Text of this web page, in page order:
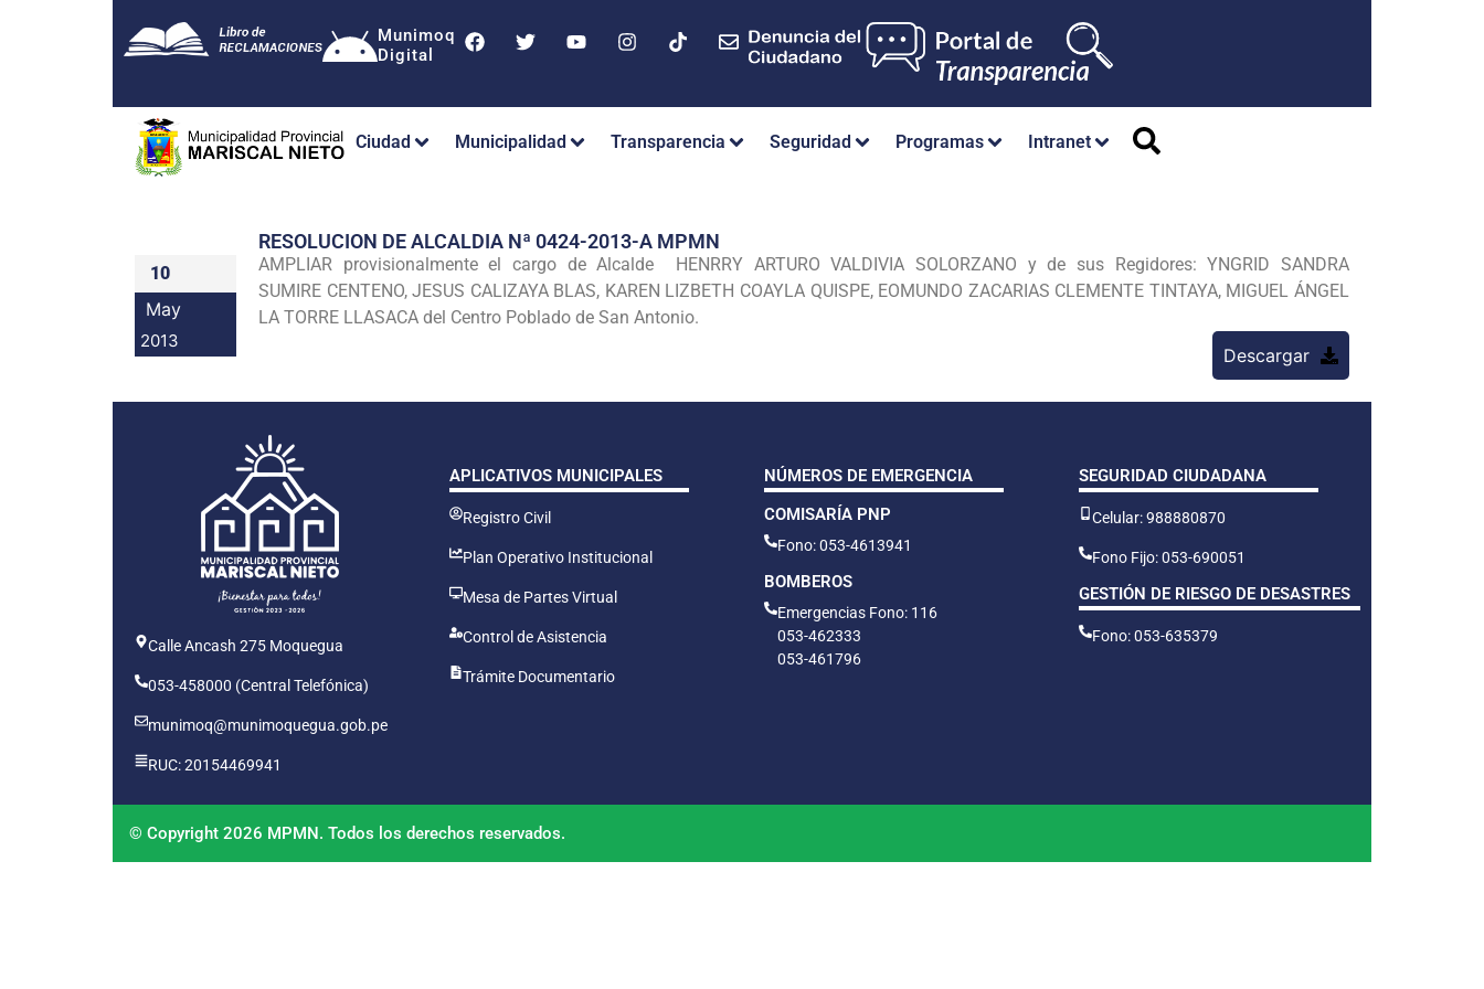
Munimoq
Digital
Ciudad Municipalidad Transparencia Seguridad Programas Intranet
10
May
2013
RESOLUCION DE ALCALDIA Nª 0424-2013-A MPMN
AMPLIAR provisionalmente el cargo deAlcalde HENRRY ARTURO VALDIVIA SOLORZANO y de sus Regidores: YNGRID SANDRA
SUMIRE CENTENO, JESUS CALIZAYA BLAS, KAREN LIZBETH COAYLA QUISPE, EOMUNDO ZACARIAS CLEMENTE TINTAYA, MIGUEL ÁNGEL
LA TORRE LLASACA del Centro Poblado de San Antonio.
Descargar
Calle Ancash 275 Moquegua
053-458000 (Central Telefónica)
munimoq@munimoquegua.gob.pe
RUC: 20154469941
APLICATIVOS MUNICIPALES
Registro Civil
Plan Operativo Institucional
Mesa de Partes Virtual
Control de Asistencia
Trámite Documentario
NÚMEROS DE EMERGENCIA
COMISARÍA PNP
Fono: 053-4613941
BOMBEROS
Emergencias Fono: 116
053-462333
053-461796
SEGURIDAD CIUDADANA
Celular: 988880870
Fono Fijo: 053-690051
GESTIÓN DE RIESGO DE DESASTRES
Fono: 053-635379
© Copyright 2026 MPMN. Todos los derechos reservados.